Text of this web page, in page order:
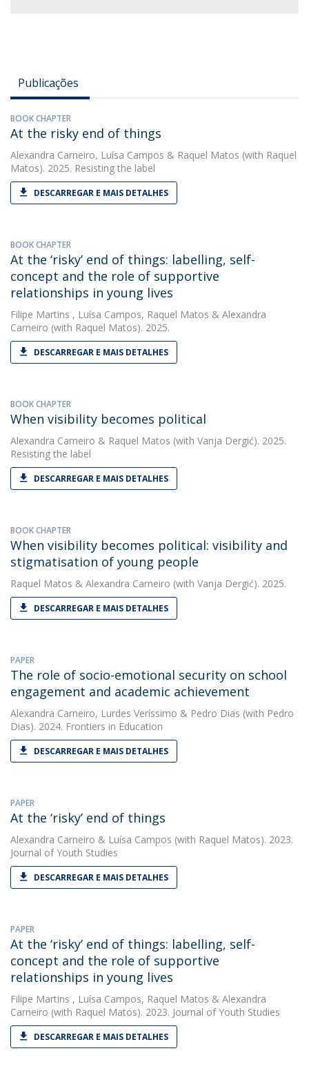
Publicações
BOOK CHAPTER
At the risky end of things
Alexandra Carneiro, Luísa Campos & Raquel Matos (with Raquel
Matos). 2025. Resisting the label
DESCARREGAR E MAIS DETALHES
BOOK CHAPTER
At the ‘risky’ end of things: labelling, self-
concept and the role of supportive
relationships in young lives
Filipe Martins , Luísa Campos, Raquel Matos & Alexandra
Carneiro (with Raquel Matos). 2025.
DESCARREGAR E MAIS DETALHES
BOOK CHAPTER
When visibility becomes political
Alexandra Carneiro & Raquel Matos (with Vanja Dergić). 2025.
Resisting the label
DESCARREGAR E MAIS DETALHES
BOOK CHAPTER
When visibility becomes political: visibility and
stigmatisation of young people
Raquel Matos & Alexandra Carneiro (with Vanja Dergić). 2025.
DESCARREGAR E MAIS DETALHES
PAPER
The role of socio-emotional security on school
engagement and academic achievement
Alexandra Carneiro, Lurdes Veríssimo & Pedro Dias (with Pedro
Dias). 2024. Frontiers in Education
DESCARREGAR E MAIS DETALHES
PAPER
At the ‘risky’ end of things
Alexandra Carneiro & Luísa Campos (with Raquel Matos). 2023.
Journal of Youth Studies
DESCARREGAR E MAIS DETALHES
PAPER
At the ‘risky’ end of things: labelling, self-
concept and the role of supportive
relationships in young lives
Filipe Martins , Luísa Campos, Raquel Matos & Alexandra
Carneiro (with Raquel Matos). 2023. Journal of Youth Studies
DESCARREGAR E MAIS DETALHES